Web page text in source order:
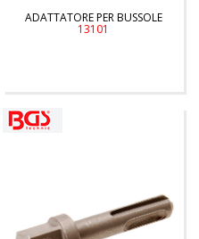
ADATTATORE PER BUSSOLE
13101